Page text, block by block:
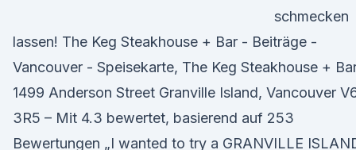
schmecken
lassen! The Keg Steakhouse + Bar - Beiträge -
Vancouver - Speisekarte, The Keg Steakhouse +
1499 Anderson Street Granville Island, Vancouver
3R5 – Mit 4.3 bewertet, basierend auf 253
Bewertungen „I wanted to try a GRANVILLE